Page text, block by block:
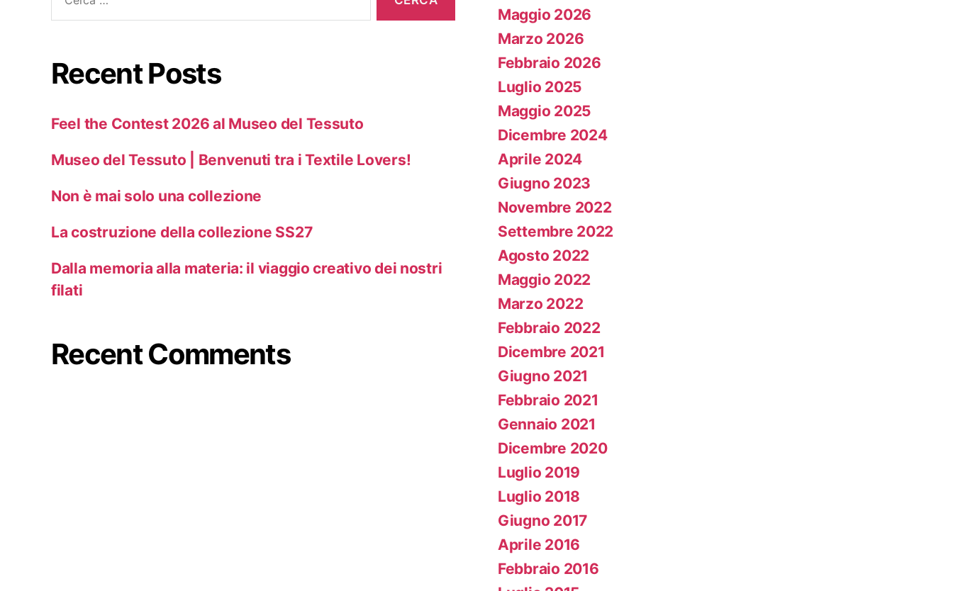
Recent Posts
Feel the Contest 2026 al Museo del Tessuto
Museo del Tessuto | Benvenuti tra i Textile Lovers!
Non è mai solo una collezione
La costruzione della collezione SS27
Dalla memoria alla materia: il viaggio creativo dei nostri
filati
Recent Comments
Maggio 2026
Marzo 2026
Febbraio 2026
Luglio 2025
Maggio 2025
Dicembre 2024
Aprile 2024
Giugno 2023
Novembre 2022
Settembre 2022
Agosto 2022
Maggio 2022
Marzo 2022
Febbraio 2022
Dicembre 2021
Giugno 2021
Febbraio 2021
Gennaio 2021
Dicembre 2020
Luglio 2019
Luglio 2018
Giugno 2017
Aprile 2016
Febbraio 2016